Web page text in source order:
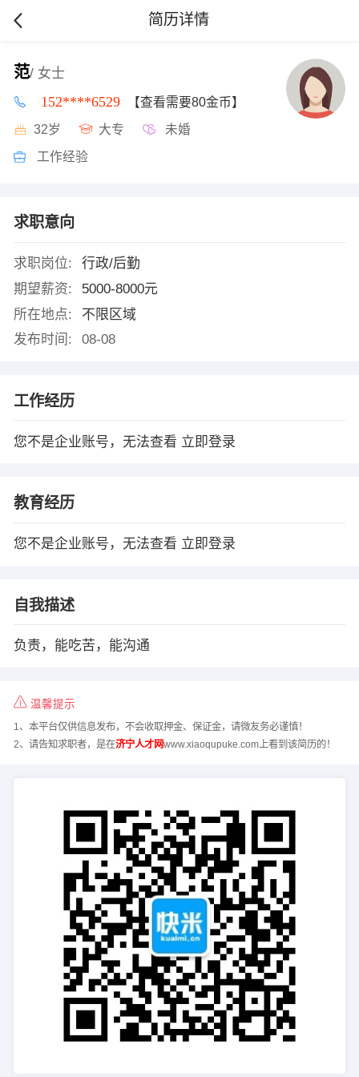
简历详情
范/ 女士
152****6529 【查看需要80金币】
32岁 大专 未婚
工作经验
求职意向
求职岗位:
行政/后勤
期望薪资:
5000-8000元
所在地点:
不限区域
发布时间:
08-08
工作经历
您不是企业账号，无法查看 立即登录
教育经历
您不是企业账号，无法查看 立即登录
自我描述
负责，能吃苦，能沟通
温馨提示
1、本平台仅供信息发布，不会收取押金、保证金，请微友务必谨慎！
2、请告知求职者，是在济宁人才网www.xiaoqupuke.com上看到该简历的！